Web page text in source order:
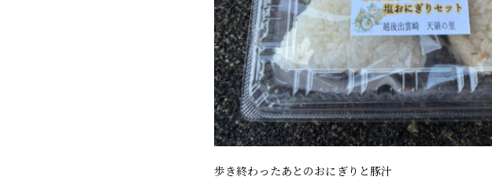
歩き終わったあとのおにぎりと豚汁